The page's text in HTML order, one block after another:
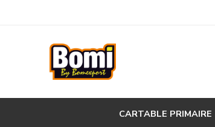
CARTABLE PRIMAIRE